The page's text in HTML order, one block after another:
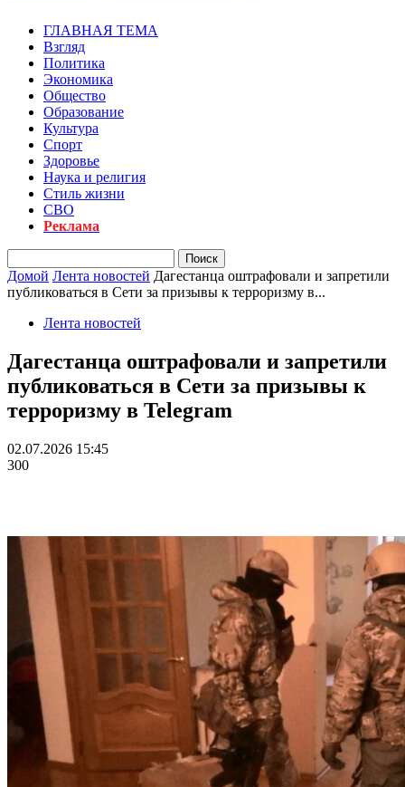
ГЛАВНАЯ ТЕМА
Взгляд
Политика
Экономика
Общество
Образование
Культура
Спорт
Здоровье
Наука и религия
Стиль жизни
СВО
Реклама
Домой Лента новостей Дагестанца оштрафовали и запретили
публиковаться в Сети за призывы к терроризму в...
Лента новостей
Дагестанца оштрафовали и запретили
публиковаться в Сети за призывы к
терроризму в Telegram
02.07.2026 15:45
300